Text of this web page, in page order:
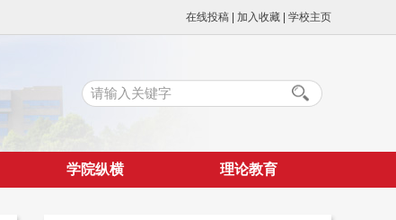
在线投稿 加入收藏 学校主页
学院纵横 理论教育